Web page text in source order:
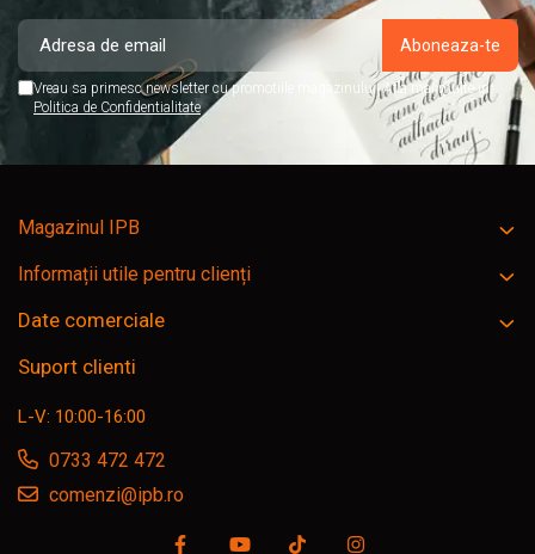
Vreau sa primesc newsletter cu promotiile magazinului. Afla mai multe in
Politica de Confidentialitate
Magazinul IPB
Informații utile pentru clienți
Date comerciale
Suport clienti
L-V: 10:00-16:00
0733 472 472
comenzi@ipb.ro